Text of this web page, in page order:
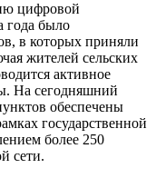
цифровой
года было
в которых приняли
жителей сельских
активное
На сегодняшний
обеспечены
государственной
более 250
сети.